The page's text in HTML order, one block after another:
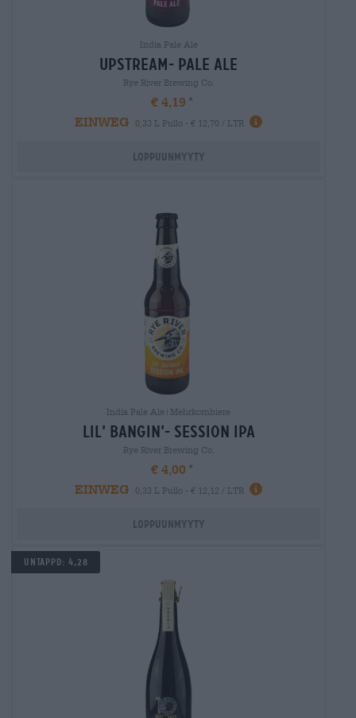
India Pale Ale
upstream- pale ale
Rye River Brewing Co.
€ 4,19
EINWEG
0,33 L Pullo - € 12,70 / LTR
Loppuunmyyty
India Pale Ale|Mehrkornbiere
lil’ bangin’- session ipa
Rye River Brewing Co.
€ 4,00
EINWEG
0,33 L Pullo - € 12,12 / LTR
Loppuunmyyty
UNTAPPD: 4,28